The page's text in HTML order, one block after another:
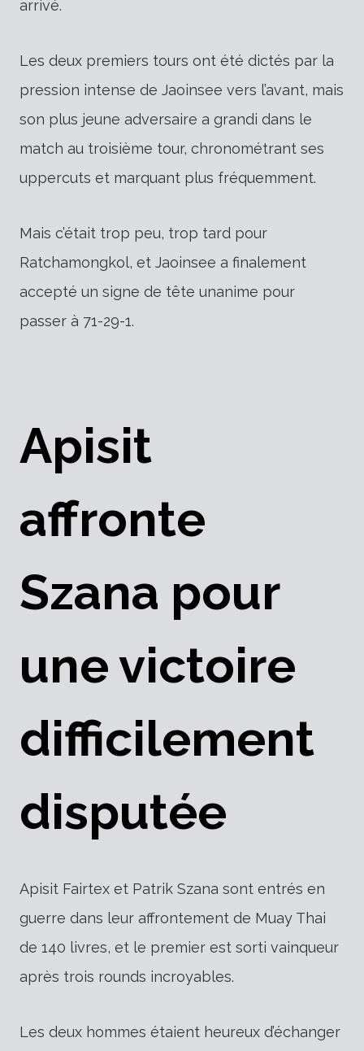
arrivé.
Les deux premiers tours ont été dictés par la
pression intense de Jaoinsee vers l’avant, mais
son plus jeune adversaire a grandi dans le
match au troisième tour, chronométrant ses
uppercuts et marquant plus fréquemment.
Mais c’était trop peu, trop tard pour
Ratchamongkol, et Jaoinsee a finalement
accepté un signe de tête unanime pour
passer à 71-29-1.
Apisit
affronte
Szana pour
une victoire
difficilement
disputée
Apisit Fairtex et Patrik Szana sont entrés en
guerre dans leur affrontement de Muay Thai
de 140 livres, et le premier est sorti vainqueur
après trois rounds incroyables.
Les deux hommes étaient heureux d’échanger